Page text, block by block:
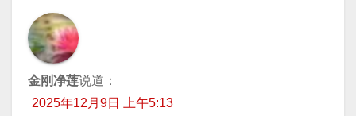
金刚净莲说道：
2025年12月9日 上午5:13